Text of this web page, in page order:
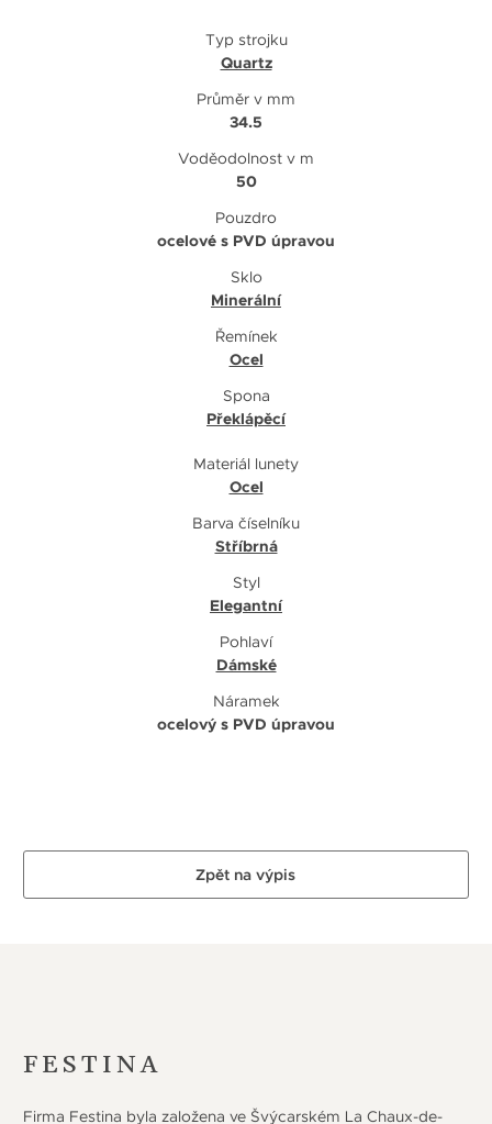
Typ strojku
Quartz
Průměr v mm
34.5
Voděodolnost v m
50
Pouzdro
ocelové s PVD úpravou
Sklo
Minerální
Řemínek
Ocel
Spona
Překlápěcí
Materiál lunety
Ocel
Barva číselníku
Stříbrná
Styl
Elegantní
Pohlaví
Dámské
Náramek
ocelový s PVD úpravou
Zpět na výpis
FESTINA
Firma Festina byla založena ve Švýcarském La Chaux-de-